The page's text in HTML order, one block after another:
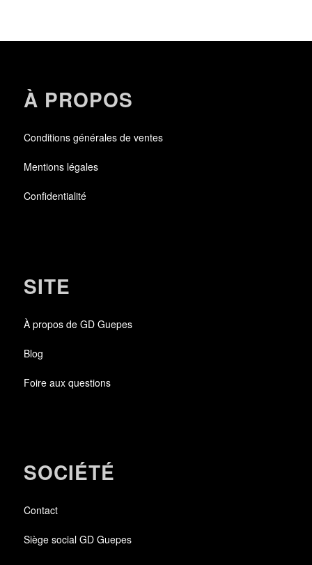
À PROPOS
Conditions générales de ventes
Mentions légales
Confidentialité
SITE
À propos de GD Guepes
Blog
Foire aux questions
SOCIÉTÉ
Contact
Siège social GD Guepes